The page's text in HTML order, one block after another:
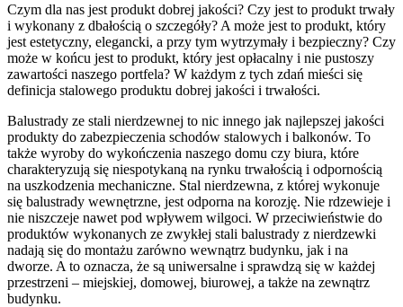
Czym dla nas jest produkt dobrej jakości? Czy jest to produkt trwały
i wykonany z dbałością o szczegóły? A może jest to produkt, który
jest estetyczny, elegancki, a przy tym wytrzymały i bezpieczny? Czy
może w końcu jest to produkt, który jest opłacalny i nie pustoszy
zawartości naszego portfela? W każdym z tych zdań mieści się
definicja stalowego produktu dobrej jakości i trwałości.
Balustrady ze stali nierdzewnej to nic innego jak najlepszej jakości
produkty do zabezpieczenia schodów stalowych i balkonów. To
także wyroby do wykończenia naszego domu czy biura, które
charakteryzują się niespotykaną na rynku trwałością i odpornością
na uszkodzenia mechaniczne. Stal nierdzewna, z której wykonuje
się balustrady wewnętrzne, jest odporna na korozję. Nie rdzewieje i
nie niszczeje nawet pod wpływem wilgoci. W przeciwieństwie do
produktów wykonanych ze zwykłej stali balustrady z nierdzewki
nadają się do montażu zarówno wewnątrz budynku, jak i na
dworze. A to oznacza, że są uniwersalne i sprawdzą się w każdej
przestrzeni – miejskiej, domowej, biurowej, a także na zewnątrz
budynku.